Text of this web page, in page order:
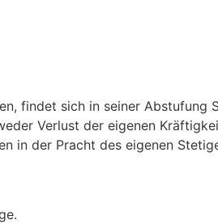
findet sich in seiner Abstufung
Verlust der eigenen
in der Pracht des eigenen